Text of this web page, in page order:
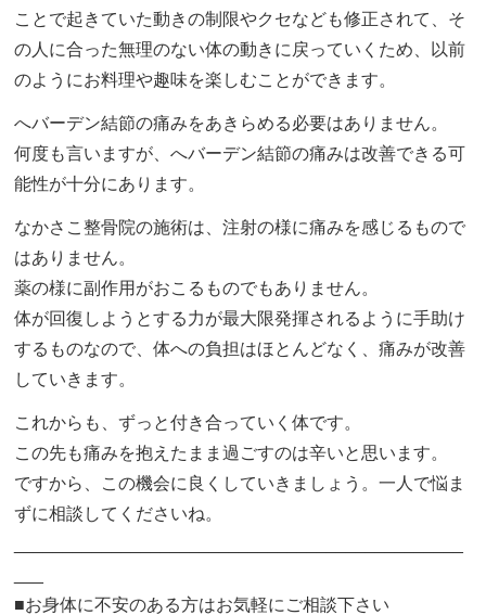
ことで起きていた動きの制限やクセなども修正されて、そ
の人に合った無理のない体の動きに戻っていくため、以前
のようにお料理や趣味を楽しむことができます。
へバーデン結節の痛みをあきらめる必要はありません。
何度も言いますが、へバーデン結節の痛みは改善できる可
能性が十分にあります。
なかさこ整骨院の施術は、注射の様に痛みを感じるもので
はありません。
薬の様に副作用がおこるものでもありません。
体が回復しようとする力が最大限発揮されるように手助け
するものなので、体への負担はほとんどなく、痛みが改善
していきます。
これからも、ずっと付き合っていく体です。
この先も痛みを抱えたまま過ごすのは辛いと思います。
ですから、この機会に良くしていきましょう。一人で悩ま
ずに相談してくださいね。
■お身体に不安のある方はお気軽にご相談下さい